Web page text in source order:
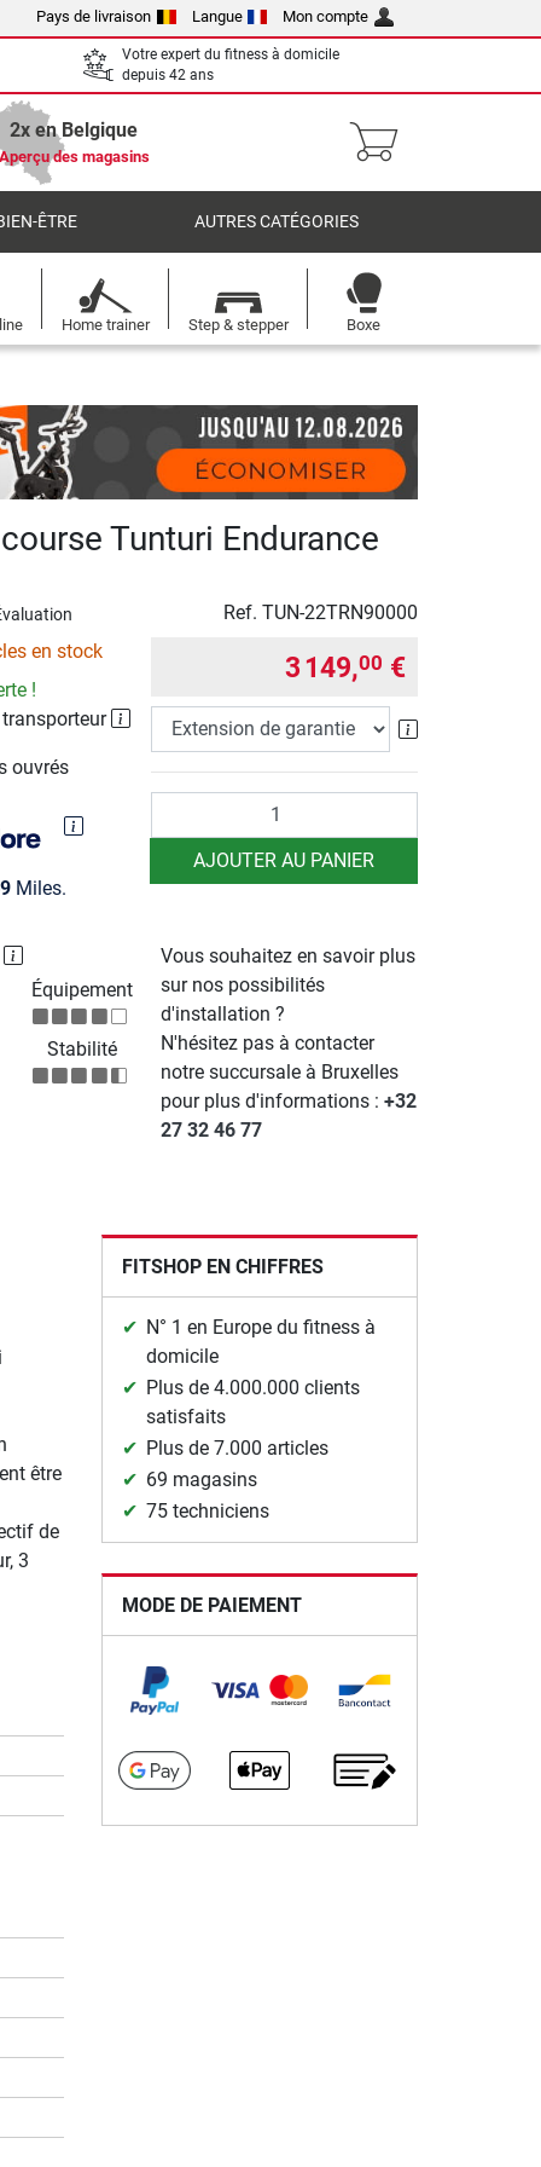
Pays de livraison Langue Mon compte
Votre expert du fitness à domicile
depuis 42 ans
2x en Belgique
Aperçu des magasins
ÊTRE AUTRES CATÉGORIES
Home trainer Step & stepper Boxe
Tunturi Endurance
Ref. TUN-22TRN90000
en stock
!
ouvrés
Miles.
3 149,00 €
Extension de
AJOUTER AU PANIER
Équipement
Stabilité
Vous souhaitez en savoir plus
sur nos possibilités
d'installation ?
N'hésitez pas à contacter
notre succursale à Bruxelles
pour plus d'informations :+32
27 32 46 77
être
de
3
FITSHOP EN CHIFFRES
N° 1 en Europe du fitness à
domicile
Plus de 4.000.000 clients
satisfaits
Plus de 7.000 articles
69 magasins
75 techniciens
MODE DE PAIEMENT